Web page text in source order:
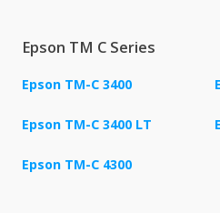
Epson TM C Series
Epson TM-C 3400
Epson TM-C 3400 LT
Epson TM-C 4300